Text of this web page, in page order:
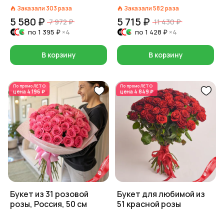
Заказали 303раза
5 580 ₽ 7 972 ₽
по 1 395 ₽ ×4
В корзину
Заказали582раза
5 715 ₽ 11 430 ₽
по 1 428 ₽ ×4
В корзину
По промоЛЕТО
цена 4 196 ₽
Букет из 31 розовой
розы, Россия, 50 см
По промоЛЕТО
цена 4 849 ₽
Букет для любимой из
51 красной розы